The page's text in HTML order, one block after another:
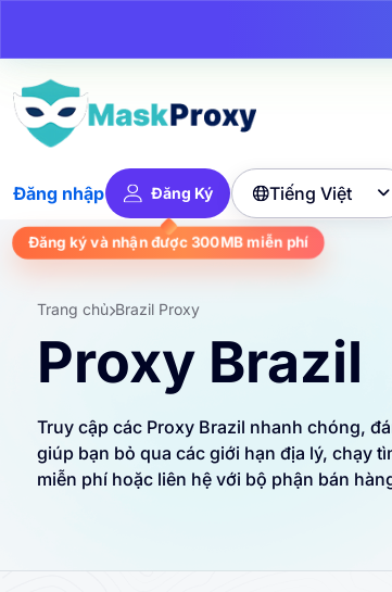
Đăng nhập Đăng Ký
Đăng ký và nhận được300MBmiễn phí
Tiếng Việt 
Trang chủ Brazil Proxy
Proxy Brazil
Truy cập các Proxy Brazil nhanh chóng,
giúp bạn bỏ qua các giới hạn địa lý, chạy
miễn phí hoặc liên hệ với bộ phận bán